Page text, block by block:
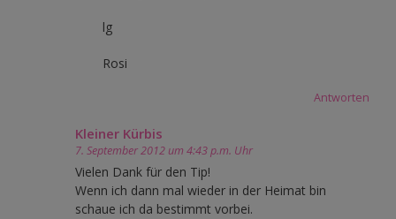
lg
Rosi
Antworten
Kleiner Kürbis
7. September 2012 um 4:43 p.m. Uhr
Vielen Dank für den Tip!
Wenn ich dann mal wieder in der Heimat bin
schaue ich da bestimmt vorbei.